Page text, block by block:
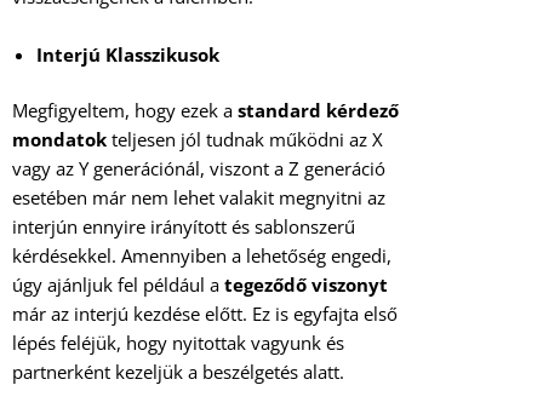
Interjú Klasszikusok
Megfigyeltem, hogy ezek a standard kérdező
mondatok teljesen jól tudnak működni az X
vagy az Y generációnál, viszont a Z generáció
esetében már nem lehet valakit megnyitni az
interjún ennyire irányított és sablonszerű
kérdésekkel. Amennyiben a lehetőség engedi,
úgy ajánljuk fel például a tegeződő viszonyt
már az interjú kezdése előtt. Ez is egyfajta első
lépés feléjük, hogy nyitottak vagyunk és
partnerként kezeljük a beszélgetés alatt.